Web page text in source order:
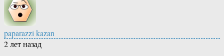
paparazzi kazan
2 лет назад